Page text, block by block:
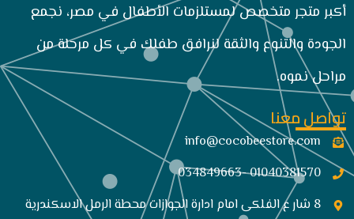
أكبر متجر متخصص لمستلزمات الأطفال في مصر، نجمع
الجودة والتنوع والثقة لنرافق طفلك في كل مرحلة من
مراحل نموه.
تواصل معنا
info@cocobeestore.com​
01040381570 -034849663
8 شار ع الفلكى امام ادارة الجوازات محطة الرمل الاسكندرية